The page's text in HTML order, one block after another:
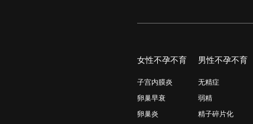
女性不孕不育
子宫内膜炎
卵巢早衰
卵巢炎
男性不孕不育
无精症
弱精
精子碎片化